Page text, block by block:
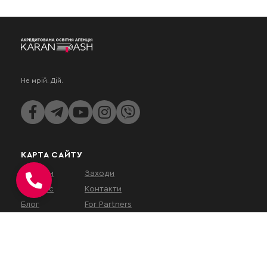
Не мрій. Дій.
КАРТА САЙТУ
Послуги
Про нас
Блог
Заходи
Контакти
For Partners